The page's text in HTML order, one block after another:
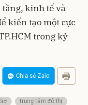
kinh tế và
kiến tạo một cực
trong kỷ
Chia sẻ Zalo
trung tâm đô thị